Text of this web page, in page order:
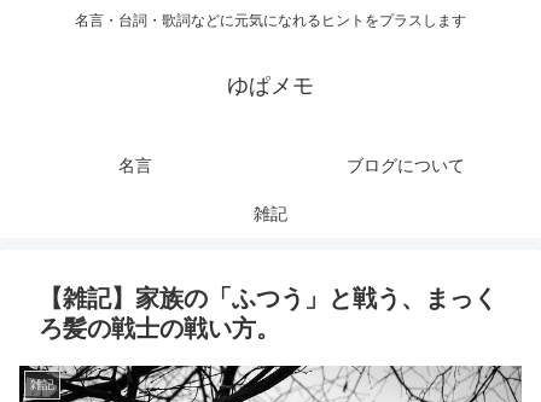
名言・台詞・歌詞などに元気になれるヒントをプラスします
ゆぱメモ
名言 ブログについて
雑記
【雑記】家族の「ふつう」と戦う、まっく
ろ髪の戦士の戦い方。
雑記